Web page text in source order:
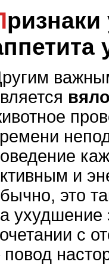
и
это
ухудшение
с
повод